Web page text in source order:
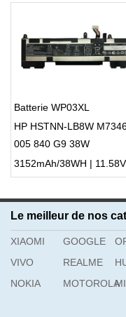
Batterie WP03XL
HP HSTNN-LB8W
005 840 G9 38W
XIAOMI GOOGLE
VIVO
REALME
NOKIA
MOTOROLA